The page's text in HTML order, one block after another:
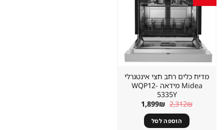
מדיח כלים רחב חצי אינטגרלי
Midea מידאה WQP12-
5335Y
2,312₪ המחיר
המקורי
היה:
2,312₪.
1,899₪ המחיר
הוספה לסל